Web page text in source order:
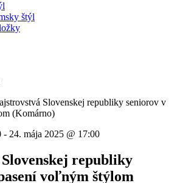
štýl
Slovenskej republiky seniorov v
(Komárno)
- 24. mája 2025 @ 17:00
republiky
voľným štýlom